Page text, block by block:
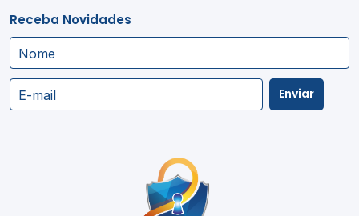
Receba Novidades
Nome
E-mail Enviar